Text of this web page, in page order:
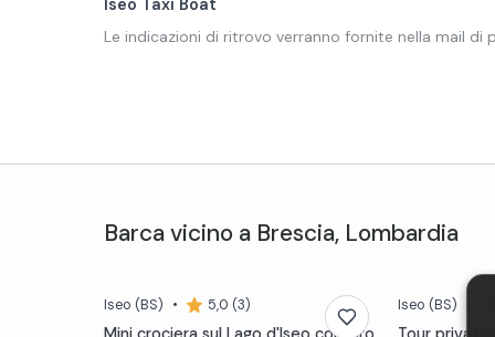
Iseo Taxi Boat
Le indicazioni di ritrovo verranno fornite nella mail di
Barcavicino a Brescia, Lombardia
Iseo (BS) • 5,0 (3) Iseo (BS)